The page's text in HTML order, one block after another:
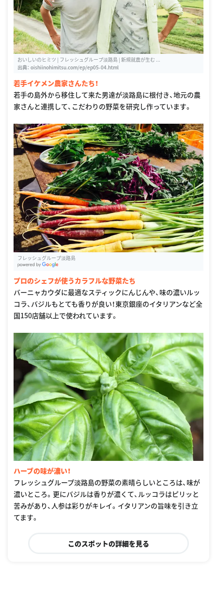
おいしいのヒミツ | フレッシュグループ淡路島 | 新規就農が生む ...
出典： oishiinohimitsu.com/ep/ep05-04.html
若手イケメン農家さんたち！
若手の島外から移住して来た男達が淡路島に根付き、地元の農
家さんと連携して、こだわりの野菜を研究し作っています。
フレッシュグループ淡路島
プロのシェフが使うカラフルな野菜たち
バーニャカウダに最適なスティックにんじんや、味の濃いルッ
コラ、バジルもとても香りが良い！東京銀座のイタリアンなど全
国150店舗以上で使われています。
ハーブの味が濃い！
フレッシュグループ淡路島の野菜の素晴らしいところは、味が
濃いところ。更にバジルは香りが濃くて、ルッコラはピリッと
苦みがあり、人参は彩りがキレイ。イタリアンの旨味を引き立
てます。
このスポットの詳細を見る